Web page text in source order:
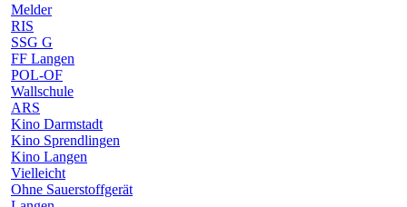
Melder
RIS
SSG G
FF Langen
POL-OF
Wallschule
ARS
Kino Darmstadt
Kino Sprendlingen
Kino Langen
Vielleicht
Ohne Sauerstoffgerät